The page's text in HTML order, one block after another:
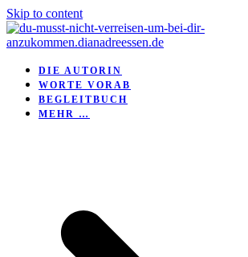
Skip to content
DIE AUTORIN
WORTE VORAB
BEGLEITBUCH
MEHR …